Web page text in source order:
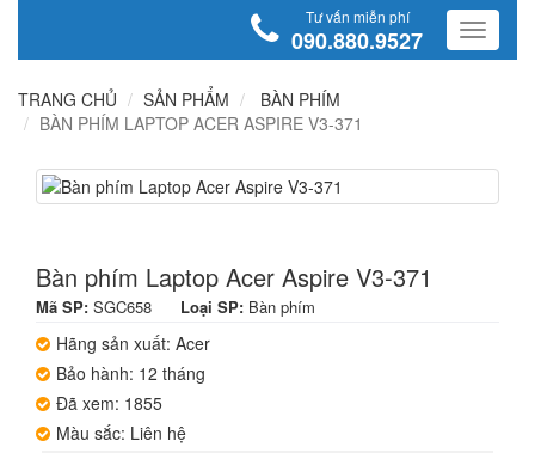
Tư vấn miễn phí
090.880.9527
TRANG CHỦ SẢN PHẨM
BÀN PHÍM
BÀN PHÍM LAPTOP ACER ASPIRE V3-371
Bàn phím Laptop Acer Aspire V3-371
Mã SP: SGC658 Loại SP: Bàn phím
Hãng sản xuất: Acer
Bảo hành: 12 tháng
Đã xem: 1855
Màu sắc: Liên hệ